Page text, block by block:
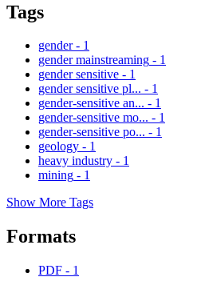
Tags
gender - 1
gender mainstreaming - 1
gender sensitive - 1
gender sensitive pl... - 1
gender-sensitive an... - 1
gender-sensitive mo... - 1
gender-sensitive po... - 1
geology - 1
heavy industry - 1
mining - 1
Show More Tags
Formats
PDF - 1